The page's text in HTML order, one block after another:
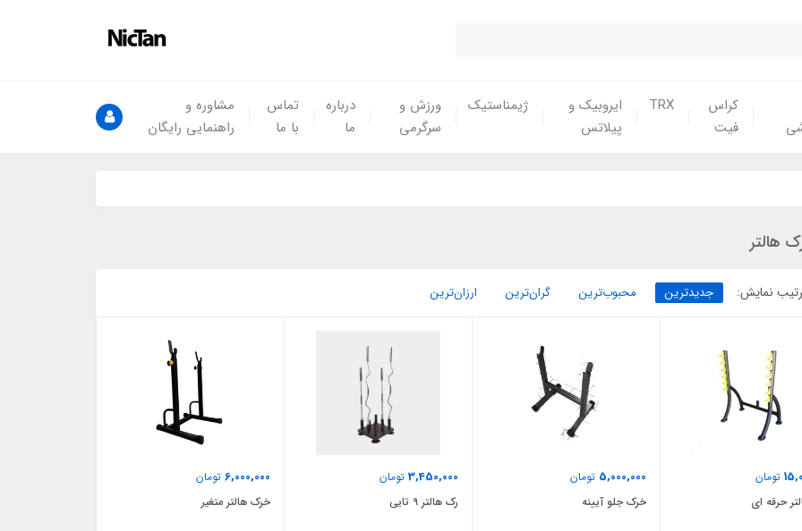
کراس
فیت
TRX
ایروبیک و
پیلاتس
ژیمناستیک
ورزش و
سرگرمی
درباره
ما
تماس
با ما
مشاوره و
راهنمایی رایگان
هالتر
نمایش: جدیدترین محبوب‌ترین گران‌ترین ارزان‌ترین
تومان
حرفه ای
5,000,000 تومان
خرک جلو آیینه
3,450,000 تومان
رک هالتر 9 تایی
6,000,000 تومان
خرک هالتر متغیر